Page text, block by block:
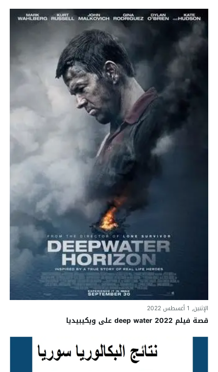
الإثنين, 1 أغسطس 2022
قصة فيلم deep water 2022 على ويكيبيديا